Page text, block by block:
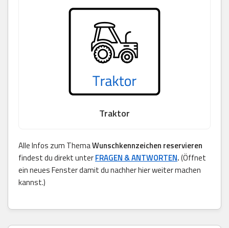
Traktor
Alle Infos zum ThemaWunschkennzeichen reservieren
findest du direkt unterFRAGEN & ANTWORTEN.(Öffnet
ein neues Fenster damit du nachher hier weiter machen
kannst.)